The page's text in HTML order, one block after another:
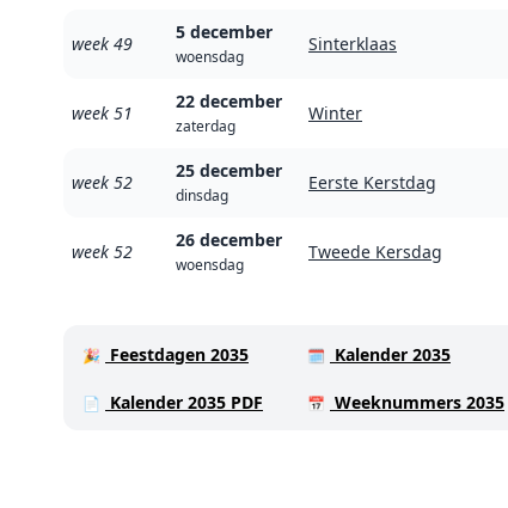
week 49
5 december
woensdag
Sinterklaas
week 51
22 december
zaterdag
Winter
week 52
25 december
dinsdag
Eerste Kerstdag
week 52
26 december
woensdag
Tweede Kersdag
🎉 Feestdagen 2035 🗓️ Kalender 2035
📄 Kalender 2035 PDF 📅 Weeknummers 2035